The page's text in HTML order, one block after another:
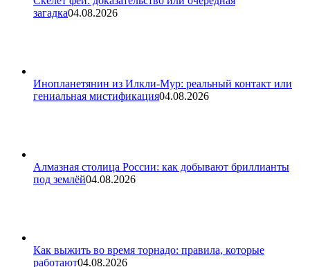
загадка04.08.2026
Инопланетянин из Илкли-Мур: реальный контакт или
гениальная мистификация04.08.2026
Алмазная столица России: как добывают бриллианты
под землёй04.08.2026
Как выжить во время торнадо: правила, которые
работают04.08.2026